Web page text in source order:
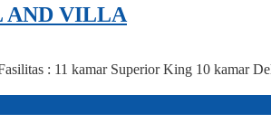
AND VILLA
: 11 kamar Superior King 10 kamar